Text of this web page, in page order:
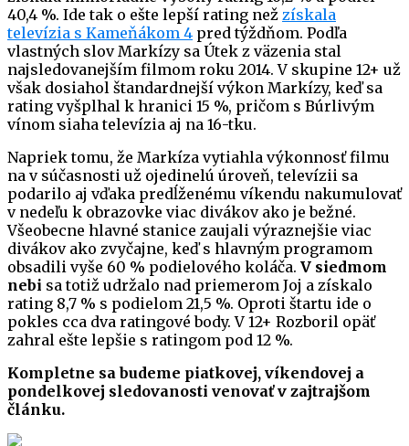
40,4 %. Ide tak o ešte lepší rating než získala
televízia s Kameňákom 4 pred týždňom. Podľa
vlastných slov Markízy sa Útek z väzenia stal
najsledovanejším filmom roku 2014. V skupine 12+ už
však dosiahol štandardnejší výkon Markízy, keď sa
rating vyšplhal k hranici 15 %, pričom s Búrlivým
vínom siaha televízia aj na 16-tku.
Napriek tomu, že Markíza vytiahla výkonnosť filmu
na v súčasnosti už ojedinelú úroveň, televízii sa
podarilo aj vďaka predĺženému víkendu nakumulovať
v nedeľu k obrazovke viac divákov ako je bežné.
Všeobecne hlavné stanice zaujali výraznejšie viac
divákov ako zvyčajne, keď s hlavným programom
obsadili vyše 60 % podielového koláča. V siedmom
nebi sa totiž udržalo nad priemerom Joj a získalo
rating 8,7 % s podielom 21,5 %. Oproti štartu ide o
pokles cca dva ratingové body. V 12+ Rozboril opäť
zahral ešte lepšie s ratingom pod 12 %.
Kompletne sa budeme piatkovej, víkendovej a
pondelkovej sledovanosti venovať v zajtrajšom
článku.